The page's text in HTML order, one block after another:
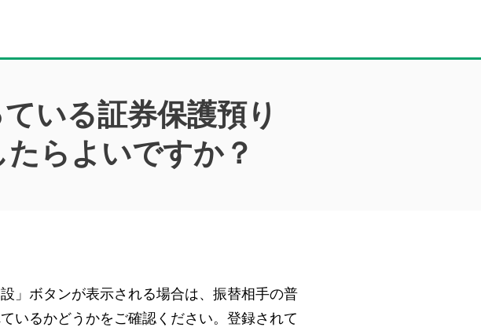
いる証券保護預り
らよいですか？
」ボタンが表示される場合は、振替相手の普
いるかどうかをご確認ください。登録されて